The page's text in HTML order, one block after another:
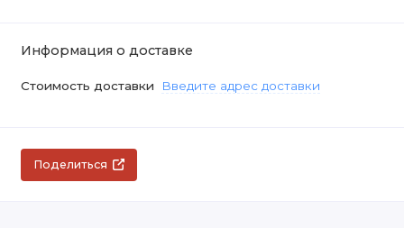
Информация о доставке
Стоимость доставки Введите адрес доставки
Поделиться